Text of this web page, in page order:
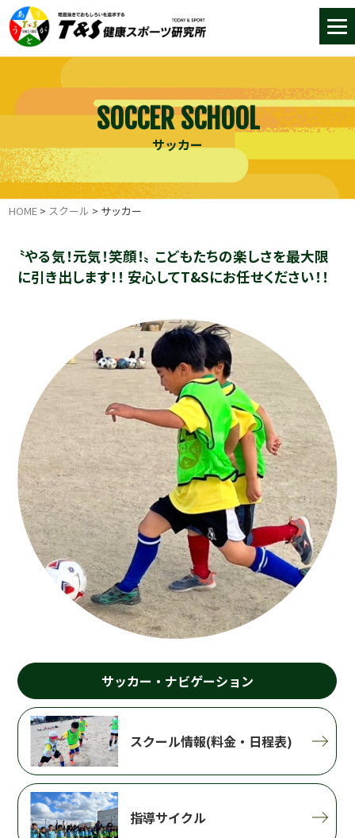
SOCCER SCHOOL
サッカー
HOME > スクール > サッカー
〝やる気！元気！笑顔！〟 こどもたちの楽しさを最大限
に引き出します！！ 安心してT&Sにお任せください！！
サッカー・ナビゲーション
スクール情報(料金・日程表)
指導サイクル